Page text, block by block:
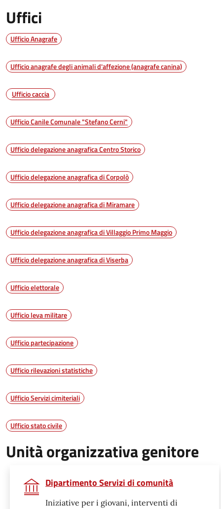
Uffici
Ufficio Anagrafe
Ufficio anagrafe degli animali d'affezione (anagrafe canina)
Ufficio caccia
Ufficio Canile Comunale "Stefano Cerni"
Ufficio delegazione anagrafica Centro Storico
Ufficio delegazione anagrafica di Corpolò
Ufficio delegazione anagrafica di Miramare
Ufficio delegazione anagrafica di Villaggio Primo Maggio
Ufficio delegazione anagrafica di Viserba
Ufficio elettorale
Ufficio leva militare
Ufficio partecipazione
Ufficio rilevazioni statistiche
Ufficio Servizi cimiteriali
Ufficio stato civile
Unità organizzativa genitore
Dipartimento Servizi di comunità
Iniziative per i giovani, interventi di